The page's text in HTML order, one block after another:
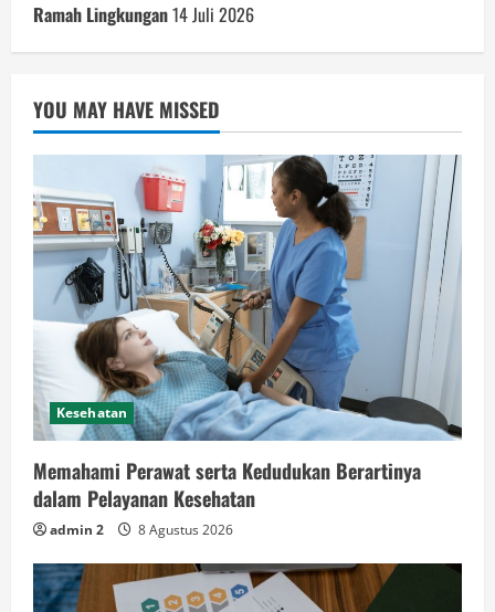
Ramah Lingkungan14 Juli 2026
YOU MAY HAVE MISSED
Kesehatan
Memahami Perawat serta Kedudukan Berartinya
dalam Pelayanan Kesehatan
admin 2 8 Agustus 2026